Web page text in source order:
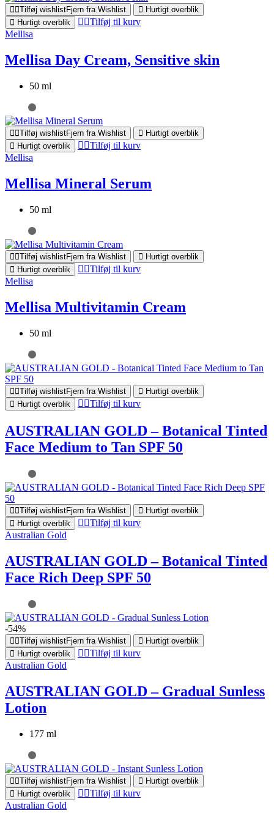
Tilføj wishlistFjern fra Wishlist
Hurtigt overblik
Hurtigt overblik
Tilføj til kurv
Mellisa
Mellisa Day Cream, Sensitive skin
50 ml
Tilføj wishlistFjern fra Wishlist
Hurtigt overblik
Hurtigt overblik
Tilføj til kurv
Mellisa
Mellisa Mineral Serum
50 ml
Tilføj wishlistFjern fra Wishlist
Hurtigt overblik
Hurtigt overblik
Tilføj til kurv
Mellisa
Mellisa Multivitamin Cream
50 ml
Tilføj wishlistFjern fra Wishlist
Hurtigt overblik
Hurtigt overblik
Tilføj til kurv
AUSTRALIAN GOLD – Botanical Tinted
Face Medium to Tan SPF 50
Tilføj wishlistFjern fra Wishlist
Hurtigt overblik
Hurtigt overblik
Tilføj til kurv
Australian Gold
AUSTRALIAN GOLD – Botanical Tinted
Face Rich Deep SPF 50
-54%
Tilføj wishlistFjern fra Wishlist
Hurtigt overblik
Hurtigt overblik
Tilføj til kurv
Australian Gold
AUSTRALIAN GOLD – Gradual Sunless
Lotion
177 ml
Tilføj wishlistFjern fra Wishlist
Hurtigt overblik
Hurtigt overblik
Tilføj til kurv
Australian Gold